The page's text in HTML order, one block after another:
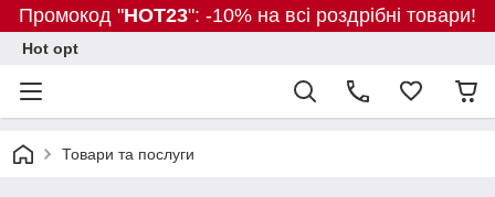
Промокод "HOT23": -10% на всі роздрібні товари!
Hot opt
Товари та послуги